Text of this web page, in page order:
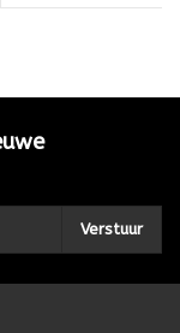
Verstuur